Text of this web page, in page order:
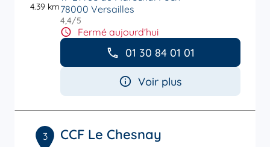
4.39 km78000 Versailles
4,4/5
Fermé aujourd'hui
01 30 84 01 01
Voir plus
3 CCF Le Chesnay